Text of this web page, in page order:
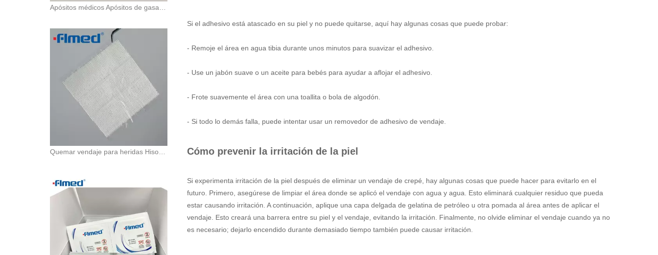
Si el adhesivo está atascado en su piel y no puede quitarse, aquí hay algunas cosas que puede probar:
- Remoje el área en agua tibia durante unos minutos para suavizar el adhesivo.
- Use un jabón suave o un aceite para bebés para ayudar a aflojar el adhesivo.
- Frote suavemente el área con una toallita o bola de algodón.
- Si todo lo demás falla, puede intentar usar un removedor de adhesivo de vendaje.
Cómo prevenir la irritación de la piel
Si experimenta irritación de la piel después de eliminar un vendaje de crepé, hay algunas cosas que puede hacer para evitarlo en el
futuro. Primero, asegúrese de limpiar el área donde se aplicó el vendaje con agua y agua. Esto eliminará cualquier residuo que pueda
estar causando irritación. A continuación, aplique una capa delgada de gelatina de petróleo u otra pomada al área antes de aplicar el
vendaje. Esto creará una barrera entre su piel y el vendaje, evitando la irritación. Finalmente, no olvide eliminar el vendaje cuando ya no
es necesario; dejarlo encendido durante demasiado tiempo también puede causar irritación.